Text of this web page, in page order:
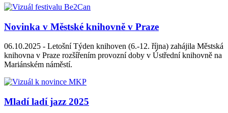
Novinka v Městské knihovně v Praze
06.10.2025 - Letošní Týden knihoven (6.-12. října) zahájila Městská
knihovna v Praze rozšířením provozní doby v Ústřední knihovně na
Mariánském náměstí.
Mladí ladí jazz 2025